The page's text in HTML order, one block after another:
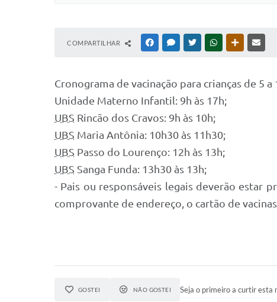
COMPARTILHAR FACEBOOKMESSENGER
TWITTERWHATSAPPOUTRAS
Cronograma de vacinação para crianças de 5
Unidade Materno Infantil: 9h às 17h;
UBS Rincão dos Cravos: 9h às 10h;
UBS Maria Antônia: 10h30 às 11h30;
UBS Passo do Lourenço: 12h às 13h;
UBS Sanga Funda: 13h30 às 13h;
- Pais ou responsáveis legais deverão estar
comprovante de endereço, o cartão de
GOSTEI NÃO GOSTEI Seja o primeiro a curtir esta